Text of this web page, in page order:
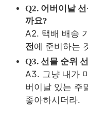
Q2. 어버이날
까요?
A2. 택배 배송
전에 준비하는
Q3. 선물 순위
A3. 그냥 내가
버이날 있는 주
좋아하시더라.